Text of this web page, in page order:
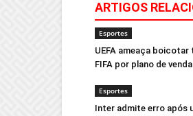
ARTIGOS
Esportes
UEFA ameaça boicotar
FIFA por plano de venda
Esportes
Inter admite erro após